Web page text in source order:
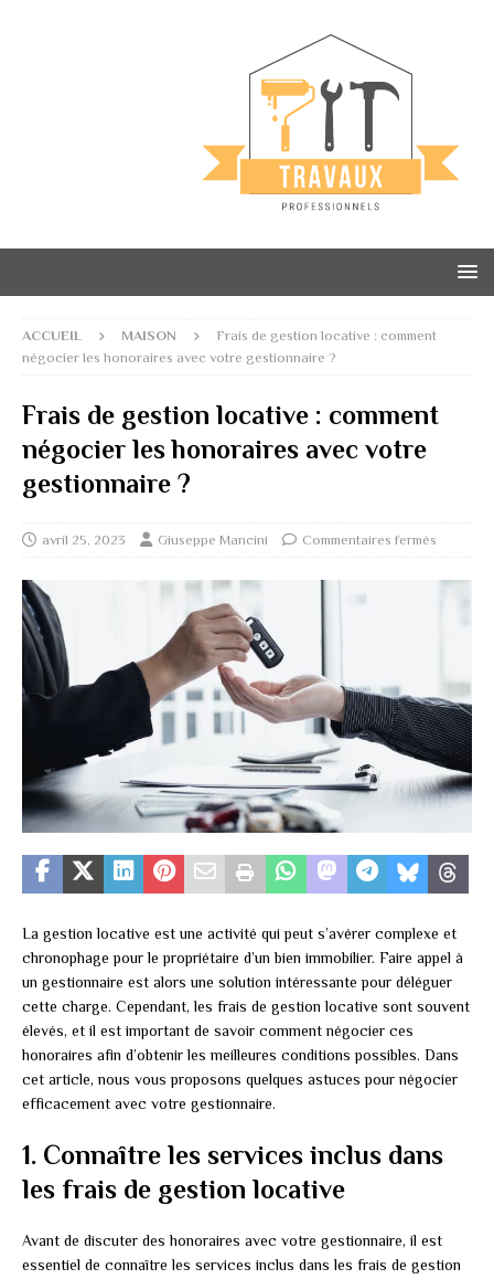
ACCUEIL MAISON
Frais de gestion locative : comment
négocier les honoraires avec votre gestionnaire ?
Frais de gestion locative : comment
négocier les honoraires avec votre
gestionnaire ?
avril 25, 2023 Giuseppe Mancini Commentaires fermés
La gestion locative est une activité qui peut s’avérer complexe et
chronophage pour le propriétaire d’un bien immobilier. Faire appel à
un gestionnaire est alors une solution intéressante pour déléguer
cette charge. Cependant, les frais de gestion locative sont souvent
élevés, et il est important de savoir comment négocier ces
honoraires afin d’obtenir les meilleures conditions possibles. Dans
cet article, nous vous proposons quelques astuces pour négocier
efficacement avec votre gestionnaire.
1. Connaître les services inclus dans
les frais de gestion locative
Avant de discuter des honoraires avec votre gestionnaire, il est
essentiel de connaître les services inclus dans les frais de gestion